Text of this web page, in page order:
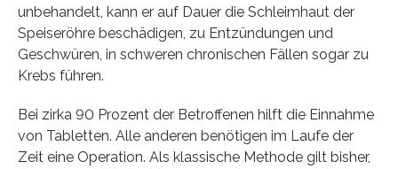
unbehandelt, kann er auf Dauer die Schleimhaut der
Speiseröhre beschädigen, zu Entzündungen und
Geschwüren, in schweren chronischen Fällen sogar zu
Krebs führen.
Bei zirka 90 Prozent der Betroffenen hilft die Einnahme
von Tabletten. Alle anderen benötigen im Laufe der
Zeit eine Operation. Als klassische Methode gilt bisher,